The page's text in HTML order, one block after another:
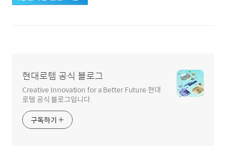
현대로템 공식 블로그
Creative Innovation for a Better Future 현대
로템 공식 블로그입니다.
구독하기